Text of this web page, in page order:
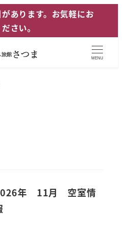
あります。お気軽にお
さい。
MENU
年 11月 空室情